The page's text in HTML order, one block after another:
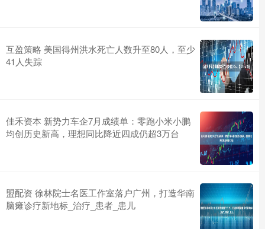
互盈策略 美国得州洪水死亡人数升至80人，至少
41人失踪
佳禾资本 新势力车企7月成绩单：零跑小米小鹏
均创历史新高，理想同比降近四成仍超3万台
盟配资 徐林院士名医工作室落户广州，打造华南
脑瘫诊疗新地标_治疗_患者_患儿